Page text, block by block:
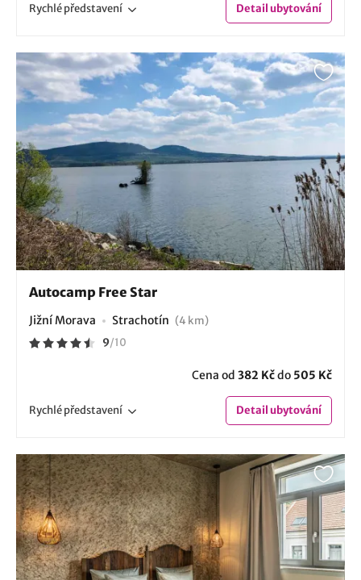
Rychlépředstavení Detailubytování
Autocamp Free Star
Jižní Morava Strachotín (4 km)
9/10
Cena od 382 Kčdo 505 Kč
Rychlépředstavení Detailubytování